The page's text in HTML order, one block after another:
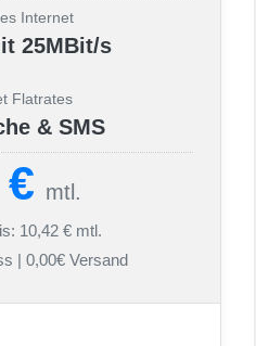
Internet
25MBit/s
Flatrates
& SMS
mtl.
10,42 € mtl.
| 0,00€ Versand